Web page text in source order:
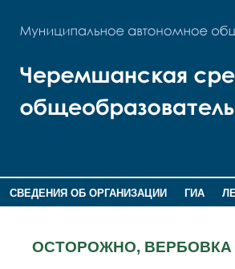
СВЕДЕНИЯ ОБ ОРГАНИЗАЦИИ ГИА
ОСТОРОЖНО, ВЕРБОВКА